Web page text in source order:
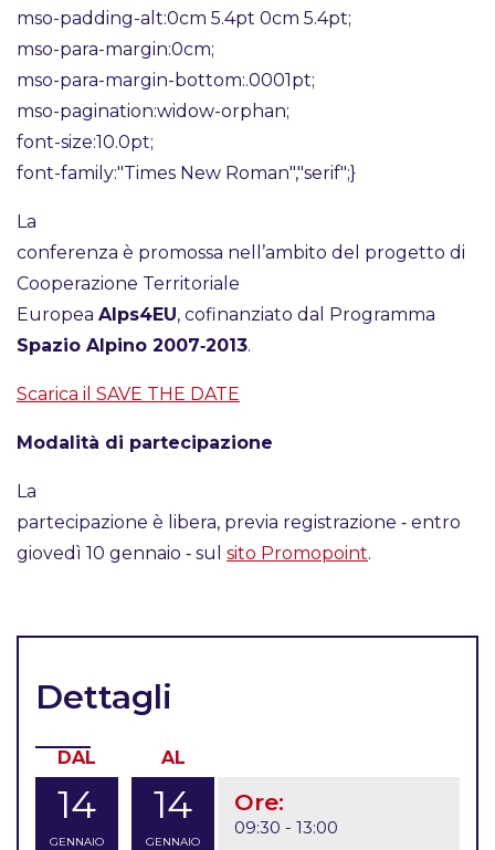
mso-padding-alt:0cm 5.4pt 0cm 5.4pt;
mso-para-margin:0cm;
mso-para-margin-bottom:.0001pt;
mso-pagination:widow-orphan;
font-size:10.0pt;
font-family:"Times New Roman","serif";}
La
conferenza è promossa nell’ambito del progetto di
Cooperazione Territoriale
Europea Alps4EU, cofinanziato dal Programma
Spazio Alpino 2007‐2013.
Scarica il SAVE THE DATE
Modalità di partecipazione
La
partecipazione è libera, previa registrazione ‐ entro
giovedì 10 gennaio ‐ sul sito Promopoint.
Dettagli
DAL
14
GENNAIO
AL
14
GENNAIO
Ore:
09:30 - 13:00